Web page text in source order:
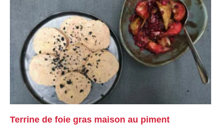
Terrine de foie gras maison au piment